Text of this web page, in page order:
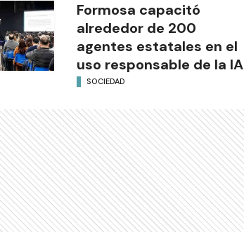
Formosa capacitó
alrededor de 200
agentes estatales en el
uso responsable de la IA
SOCIEDAD